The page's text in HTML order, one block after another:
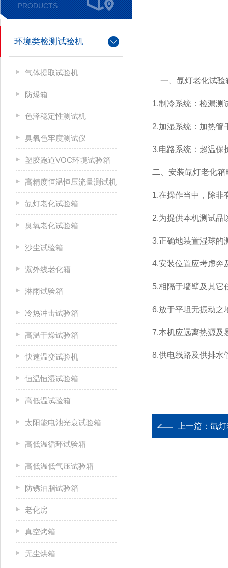
PRODUCTS
环境类检测试验机
气体提取试验机
防爆箱
色泽稳定性测试机
臭氧色牢度测试仪
塑胶跑道VOC环境试验箱
高精度恒温恒压流量测试机
氙灯老化试验箱
臭氧老化试验箱
沙尘试验箱
紫外线老化箱
淋雨试验箱
冷热冲击试验箱
高温干燥试验箱
快速温变试验机
恒温恒湿试验箱
高低温试验箱
太阳能电池光衰试验箱
高低温循环试验箱
高低温低气压试验箱
防锈油脂试验箱
老化房
真空烤箱
无尘烘箱
一、氙灯老化试验
1.制冷系统：检漏测
2.加湿系统：加热管
3.电路系统：超温保
二、安装氙灯老化
1.在操作当中，除非
2.为提供本机测试
3.正确地装置湿球的
4.安装位置应考虑奔
5.相隔于墙壁及其它
6.放于平坦无振动之
7.本机应远离热源及
8.供电线路及供排水
上一篇： 氙